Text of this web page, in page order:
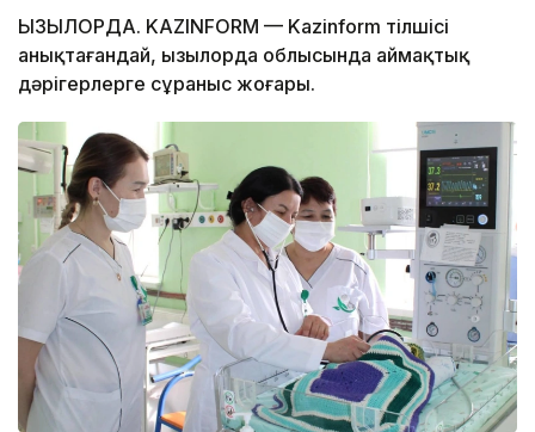
ҚЫЗЫЛОРДА. KAZINFORM — Kazinform тілшісі
анықтағандай, Қызылорда облысында аймақтық
дәрігерлерге сұраныс жоғары.